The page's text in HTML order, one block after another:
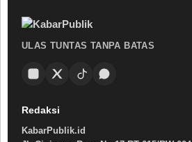
ULAS TUNTAS TANPA BATAS
Redaksi
KabarPublik.id